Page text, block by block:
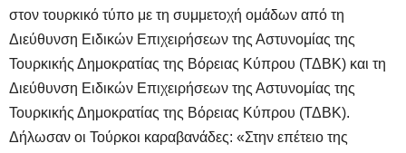
στον τουρκικό τύπο με τη συμμετοχή ομάδων από τη
Διεύθυνση Ειδικών Επιχειρήσεων της Αστυνομίας της
Τουρκικής Δημοκρατίας της Βόρειας Κύπρου (ΤΔΒΚ) και τη
Διεύθυνση Ειδικών Επιχειρήσεων της Αστυνομίας της
Τουρκικής Δημοκρατίας της Βόρειας Κύπρου (ΤΔΒΚ).
Δήλωσαν οι Τούρκοι καραβανάδες: «Στην επέτειο της